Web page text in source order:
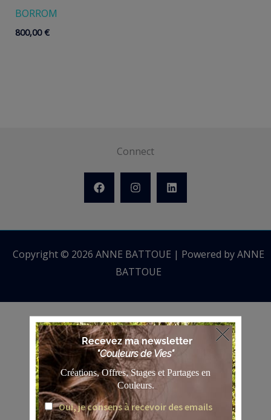
BORROM
800,00€
Connect
Copyright © 2026 ANNE BATTOUE | Powered by ANNE
BATTOUE